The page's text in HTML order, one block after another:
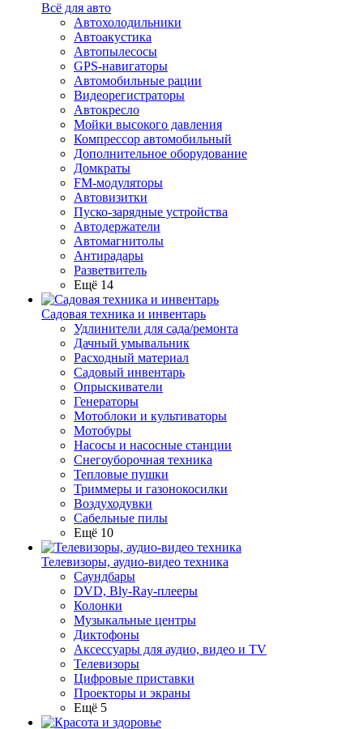
Всё для авто
Автохолодильники
Автоакустика
Автопылесосы
GPS-навигаторы
Автомобильные рации
Видеорегистраторы
Автокресло
Мойки высокого давления
Компрессор автомобильный
Дополнительное оборудование
Домкраты
FM-модуляторы
Автовизитки
Пуско-зарядные устройства
Автодержатели
Автомагнитолы
Антирадары
Разветвитель
Ещё 14
Садовая техника и инвентарь
Удлинители для сада/ремонта
Дачный умывальник
Расходный материал
Садовый инвентарь
Опрыскиватели
Генераторы
Мотоблоки и культиваторы
Мотобуры
Насосы и насосные станции
Снегоуборочная техника
Тепловые пушки
Триммеры и газонокосилки
Воздуходувки
Сабельные пилы
Ещё 10
Телевизоры, аудио-видео техника
Саундбары
DVD, Bly-Ray-плееры
Колонки
Музыкальные центры
Диктофоны
Аксессуары для аудио, видео и TV
Телевизоры
Цифровые приставки
Проекторы и экраны
Ещё 5